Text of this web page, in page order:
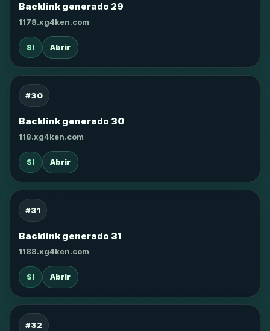
Backlink generado 29
1178.xg4ken.com
SI Abrir
#30
Backlink generado 30
118.xg4ken.com
SI Abrir
#31
Backlink generado 31
1188.xg4ken.com
SI Abrir
#32